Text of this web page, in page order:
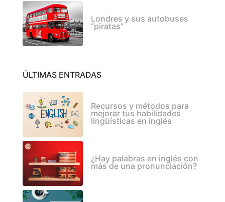
Londres y sus autobuses
“piratas”
ÚLTIMAS ENTRADAS
Recursos y métodos para
mejorar tus habilidades
lingüísticas en inglés
¿Hay palabras en inglés con
más de una pronunciación?